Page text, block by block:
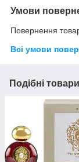
Умови
Повернення
Всі умови
Подібні